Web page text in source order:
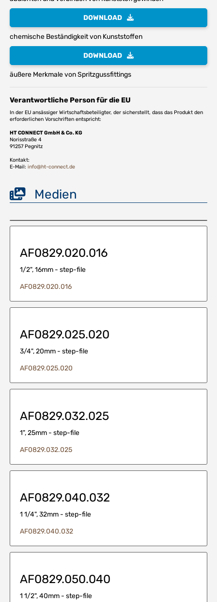
DOWNLOAD
chemische Beständigkeit von Kunststoffen
DOWNLOAD
äußere Merkmale von Spritzgussfittings
Verantwortliche Person für die EU
In der EU ansässiger Wirtschaftsbeteiligter, der sicherstellt, dass das Produkt den
erforderlichen Vorschriften entspricht:
HT CONNECT GmbH & Co. KG
Norisstraße 4
91257 Pegnitz
Kontakt:
E-Mail: info@ht-connect.de
Medien
AF0829.020.016
1/2", 16mm - step-file
AF0829.020.016
AF0829.025.020
3/4", 20mm - step-file
AF0829.025.020
AF0829.032.025
1", 25mm - step-file
AF0829.032.025
AF0829.040.032
1 1/4", 32mm - step-file
AF0829.040.032
AF0829.050.040
1 1/2", 40mm - step-file